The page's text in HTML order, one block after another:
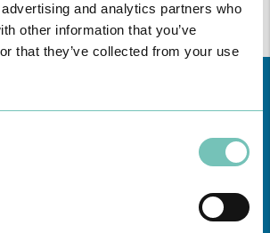
and analytics partners who
other information that you’ve
that they’ve collected from your use
aqui